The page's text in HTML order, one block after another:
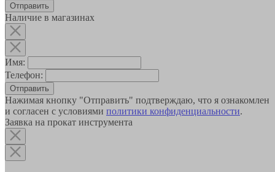
Наличие в магазинах
Имя:
Телефон:
Отправить
Нажимая кнопку "Отправить" подтверждаю, что я ознакомлен
и согласен с условиями политики конфиденциальности.
Заявка на прокат инструмента